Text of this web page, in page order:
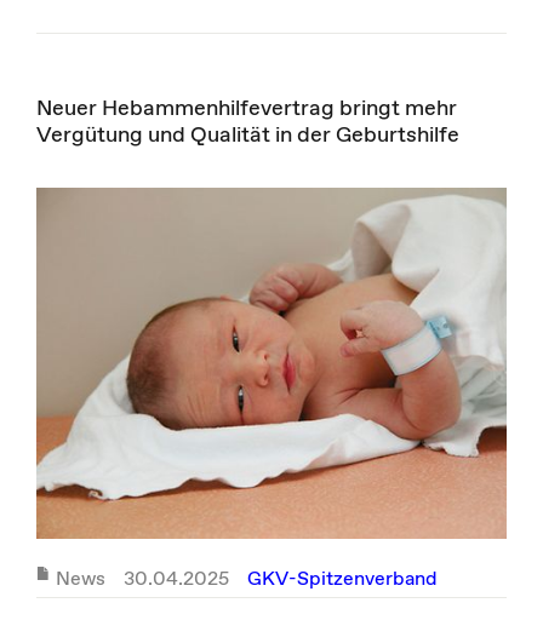
Neuer Hebammenhilfevertrag bringt mehr
Vergütung und Qualität in der Geburtshilfe
News 30.04.2025 GKV-Spitzenverband